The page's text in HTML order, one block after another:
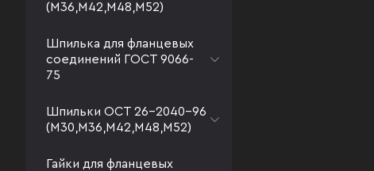
(М36,М42,М48,М52)
Шпилька для фланцевых
соединений ГОСТ 9066-
75
Шпильки ОСТ 26-2040-96
(М30,М36,М42,М48,М52)
Гайки для фланцевых